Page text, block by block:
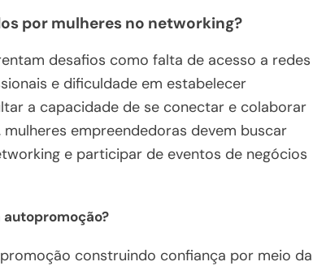
por mulheres no networking?
desafios como falta de acesso a redes
e dificuldade em estabelecer
a capacidade de se conectar e colaborar
empreendedoras devem buscar
e participar de eventos de negócios
construindo confiança por meio da